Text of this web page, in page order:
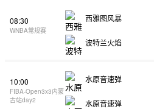
08:30
WNBA常规赛
西雅图风暴
波特兰火焰
10:00
FIBA-Open3x3内蒙
古站day2
水原音速弹
水原音速弹